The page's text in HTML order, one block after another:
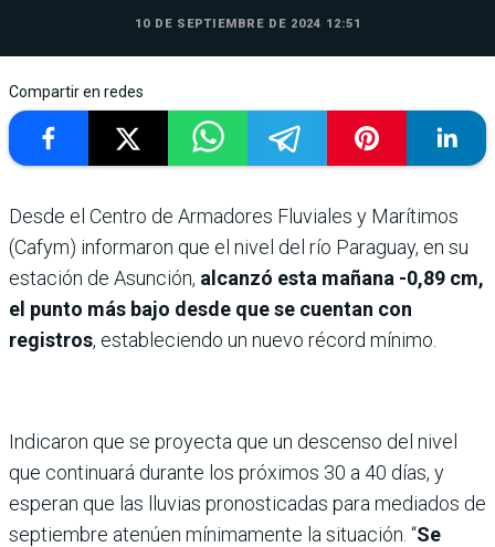
10 DE SEPTIEMBRE DE 2024 12:51
Compartir en redes
Desde el Centro de Armadores Fluviales y Marítimos
(Cafym) informaron que el nivel del río Paraguay, en su
estación de Asunción, alcanzó esta mañana -0,89 cm,
el punto más bajo desde que se cuentan con
registros, estableciendo un nuevo récord mínimo.
Indicaron que se proyecta que un descenso del nivel
que continuará durante los próximos 30 a 40 días, y
esperan que las lluvias pronosticadas para mediados de
septiembre atenúen mínimamente la situación. “Se